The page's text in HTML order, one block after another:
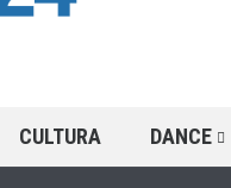
CULTURA DANCE